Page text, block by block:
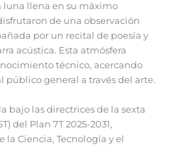
luna llena en su máximo
de una observación
por un recital de poesía y
acústica. Esta atmósfera
técnico, acercando
público general a través del arte.
bajo las directrices de la sexta
del Plan 7T 2025-2031,
la Ciencia, Tecnología y el